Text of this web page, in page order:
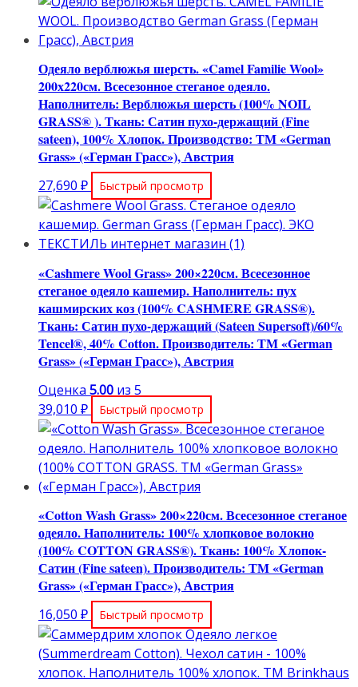
Одеяло верблюжья шерсть. «Camel Familie Wool»
200х220см. Всесезонное стеганое одеяло.
Наполнитель: Верблюжья шерсть (100% NOIL
GRASS® ). Ткань: Сатин пухо-держащий (Fine
sateen), 100% Хлопок. Производство: ТМ «German
Grass» («Герман Грасс»), Австрия
27,690 ₽ Быстрый просмотр
«Cashmere Wool Grass» 200×220см. Всесезонное
стеганое одеяло кашемир. Наполнитель: пух
кашмирских коз (100% CASHMERE GRASS®).
Ткань: Сатин пухо-держащий (Sateen Supersoft)/60%
Tencel®, 40% Cotton. Производитель: ТМ «German
Grass» («Герман Грасс»), Австрия
Оценка 5.00 из 5
39,010 ₽ Быстрый просмотр
«Cotton Wash Grass» 200×220см. Всесезонное стеганое
одеяло. Наполнитель: 100% хлопковое волокно
(100% COTTON GRASS®). Ткань: 100% Хлопок-
Сатин (Fine sateen). Производитель: ТМ «German
Grass» («Герман Грасс»), Австрия
16,050 ₽ Быстрый просмотр